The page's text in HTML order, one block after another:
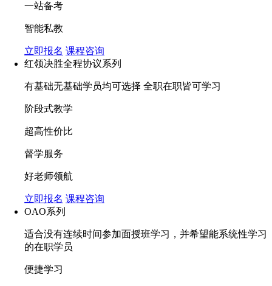
一站备考
智能私教
立即报名 课程咨询
红领决胜全程协议系列
有基础无基础学员均可选择 全职在职皆可学习
阶段式教学
超高性价比
督学服务
好老师领航
立即报名 课程咨询
OAO系列
适合没有连续时间参加面授班学习，并希望能系统性学习
的在职学员
便捷学习